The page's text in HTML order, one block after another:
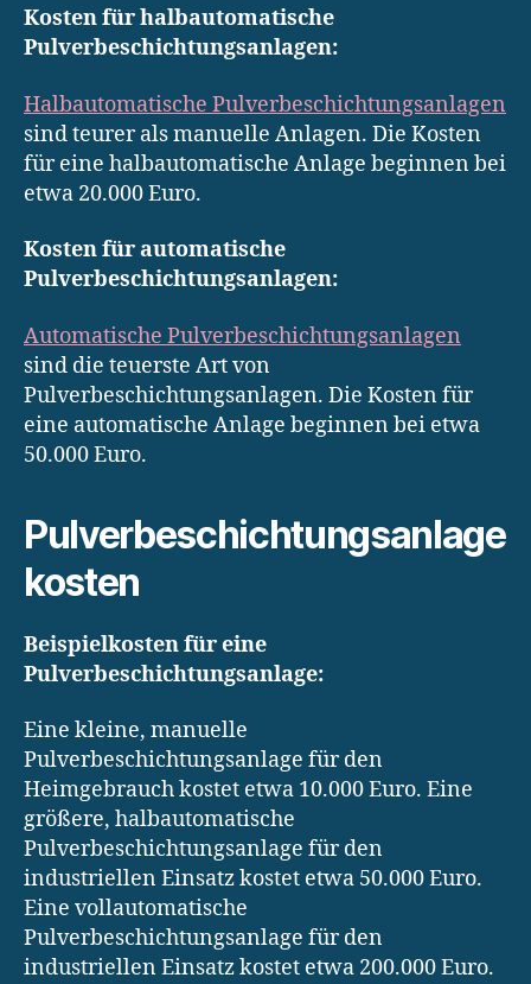
Kosten für halbautomatische
Pulverbeschichtungsanlagen:
Halbautomatische Pulverbeschichtungsanlagen
sind teurer als manuelle Anlagen. Die Kosten
für eine halbautomatische Anlage beginnen bei
etwa 20.000 Euro.
Kosten für automatische
Pulverbeschichtungsanlagen:
Automatische Pulverbeschichtungsanlagen
sind die teuerste Art von
Pulverbeschichtungsanlagen. Die Kosten für
eine automatische Anlage beginnen bei etwa
50.000 Euro.
Pulverbeschichtungsanlage
kosten
Beispielkosten für eine
Pulverbeschichtungsanlage:
Eine kleine, manuelle
Pulverbeschichtungsanlage für den
Heimgebrauch kostet etwa 10.000 Euro. Eine
größere, halbautomatische
Pulverbeschichtungsanlage für den
industriellen Einsatz kostet etwa 50.000 Euro.
Eine vollautomatische
Pulverbeschichtungsanlage für den
industriellen Einsatz kostet etwa 200.000 Euro.